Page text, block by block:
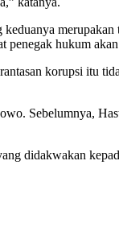
merupakan
hukum
korupsi itu
Sebelumnya,
didakwakan